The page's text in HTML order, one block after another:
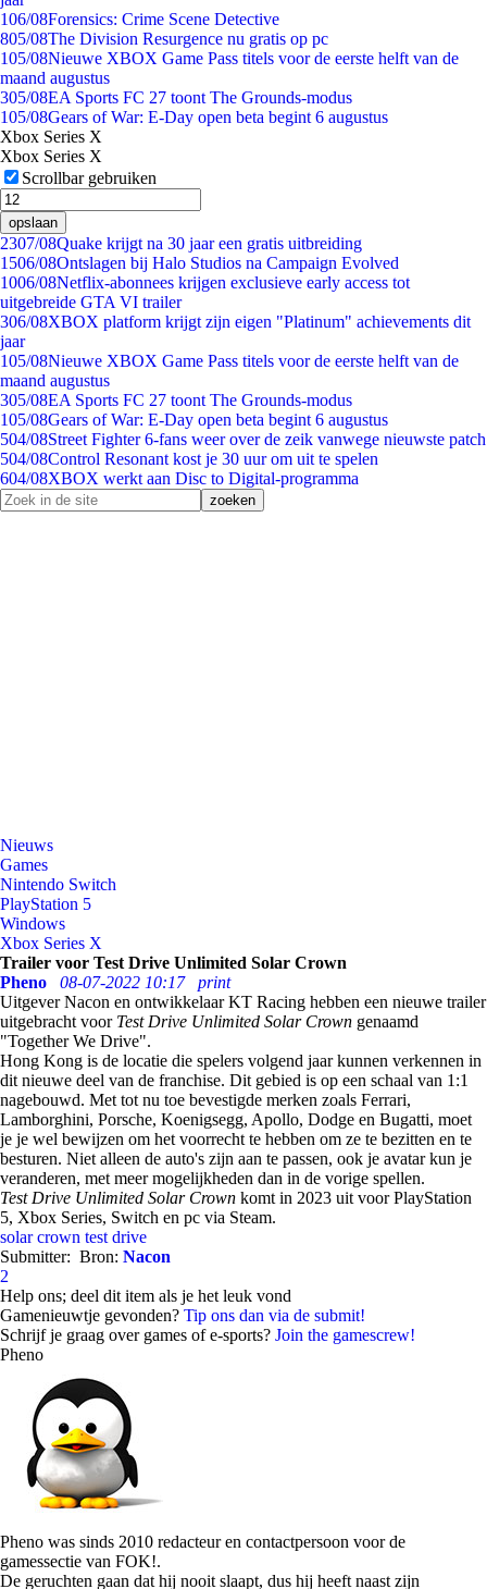
106/08Forensics: Crime Scene Detective
805/08The Division Resurgence nu gratis op pc
105/08Nieuwe XBOX Game Pass titels voor de eerste helft van de
maand augustus
305/08EA Sports FC 27 toont The Grounds-modus
105/08Gears of War: E-Day open beta begint 6 augustus
Xbox Series X
Xbox Series X
Scrollbar gebruiken
opslaan
2307/08Quake krijgt na 30 jaar een gratis uitbreiding
1506/08Ontslagen bij Halo Studios na Campaign Evolved
1006/08Netflix-abonnees krijgen exclusieve early access tot
uitgebreide GTA VI trailer
306/08XBOX platform krijgt zijn eigen "Platinum" achievements dit
jaar
105/08Nieuwe XBOX Game Pass titels voor de eerste helft van de
maand augustus
305/08EA Sports FC 27 toont The Grounds-modus
105/08Gears of War: E-Day open beta begint 6 augustus
504/08Street Fighter 6-fans weer over de zeik vanwege nieuwste patch
504/08Control Resonant kost je 30 uur om uit te spelen
604/08XBOX werkt aan Disc to Digital-programma
Nieuws
Games
Nintendo Switch
PlayStation 5
Windows
Xbox Series X
Trailer voor Test Drive Unlimited Solar Crown
Pheno
08-07-2022 10:17
print
Uitgever Nacon en ontwikkelaar KT Racing hebben een nieuwe trailer
uitgebracht voor Test Drive Unlimited Solar Crown genaamd
"Together We Drive".
Hong Kong is de locatie die spelers volgend jaar kunnen verkennen in
dit nieuwe deel van de franchise. Dit gebied is op een schaal van 1:1
nagebouwd. Met tot nu toe bevestigde merken zoals Ferrari,
Lamborghini, Porsche, Koenigsegg, Apollo, Dodge en Bugatti, moet
je je wel bewijzen om het voorrecht te hebben om ze te bezitten en te
besturen. Niet alleen de auto's zijn aan te passen, ook je avatar kun je
veranderen, met meer mogelijkheden dan in de vorige spellen.
Test Drive Unlimited Solar Crown komt in 2023 uit voor PlayStation
5, Xbox Series, Switch en pc via Steam.
solar crown test drive
Submitter: Bron: Nacon
2
Help ons; deel dit item als je het leuk vond
Gamenieuwtje gevonden? Tip ons dan via de submit!
Schrijf je graag over games of e-sports? Join the gamescrew!
Pheno
Pheno was sinds 2010 redacteur en contactpersoon voor de
gamessectie van FOK!.
De geruchten gaan dat hij nooit slaapt, dus hij heeft naast zijn